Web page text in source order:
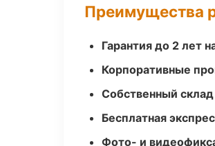
Преимущества
Гарантия до 2 лет
Корпоративные
Собственный
Бесплатная
Фото- и